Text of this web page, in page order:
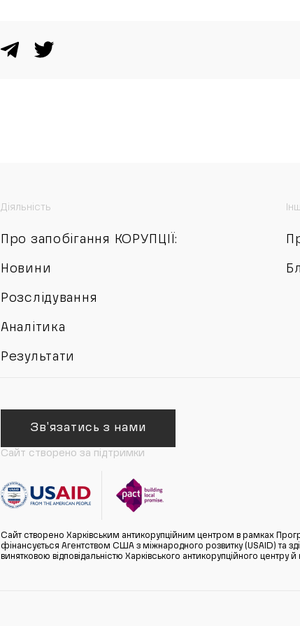
Діяльність
Про запобігання КОРУПЦІЇ:
Новини
Розслідування
Аналітика
Результати
Зв'язатись з нами
Сайт створено за підтримки
Сайт створено Харківським антикорупційним центром в рамках
фінансується Агентством США з міжнародного розвитку (USAID) та
винятковою відповідальністю Харківського антикорупційного